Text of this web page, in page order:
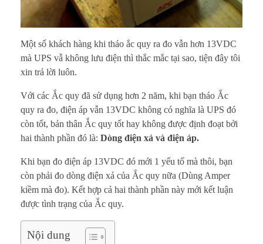
Một số khách hàng khi tháo ắc quy ra đo vẫn hơn 13VDC
mà UPS vẫ không lưu điện thì thắc mắc tại sao, tiện đây tôi
xin trả lời luôn.
Với các Ắc quy đã sử dụng hơn 2 năm, khi bạn tháo Ắc
quy ra đo, điện áp vẫn 13VDC không có nghĩa là UPS đó
còn tốt, bản thân Ắc quy tốt hay không được định đoạt bởi
hai thành phần đó là: Dòng điện xả và điện áp.
Khi bạn đo điện áp 13VDC đó mới 1 yếu tố mà thôi, bạn
còn phải đo dòng điện xả của Ắc quy nữa (Dùng Amper
kiềm mà đo). Kết hợp cả hai thành phần này mới kết luận
được tình trạng của Ắc quy.
Nội dung